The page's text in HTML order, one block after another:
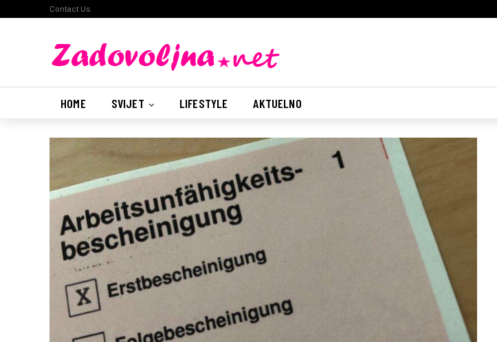
Contact Us
HOME SVIJET LIFESTYLE AKTUELNO